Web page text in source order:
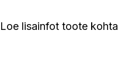
Loe lisainfot toote kohta